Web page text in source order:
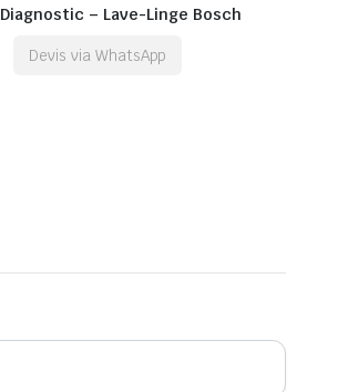
Diagnostic – Lave-Linge Bosch
Devis via WhatsApp